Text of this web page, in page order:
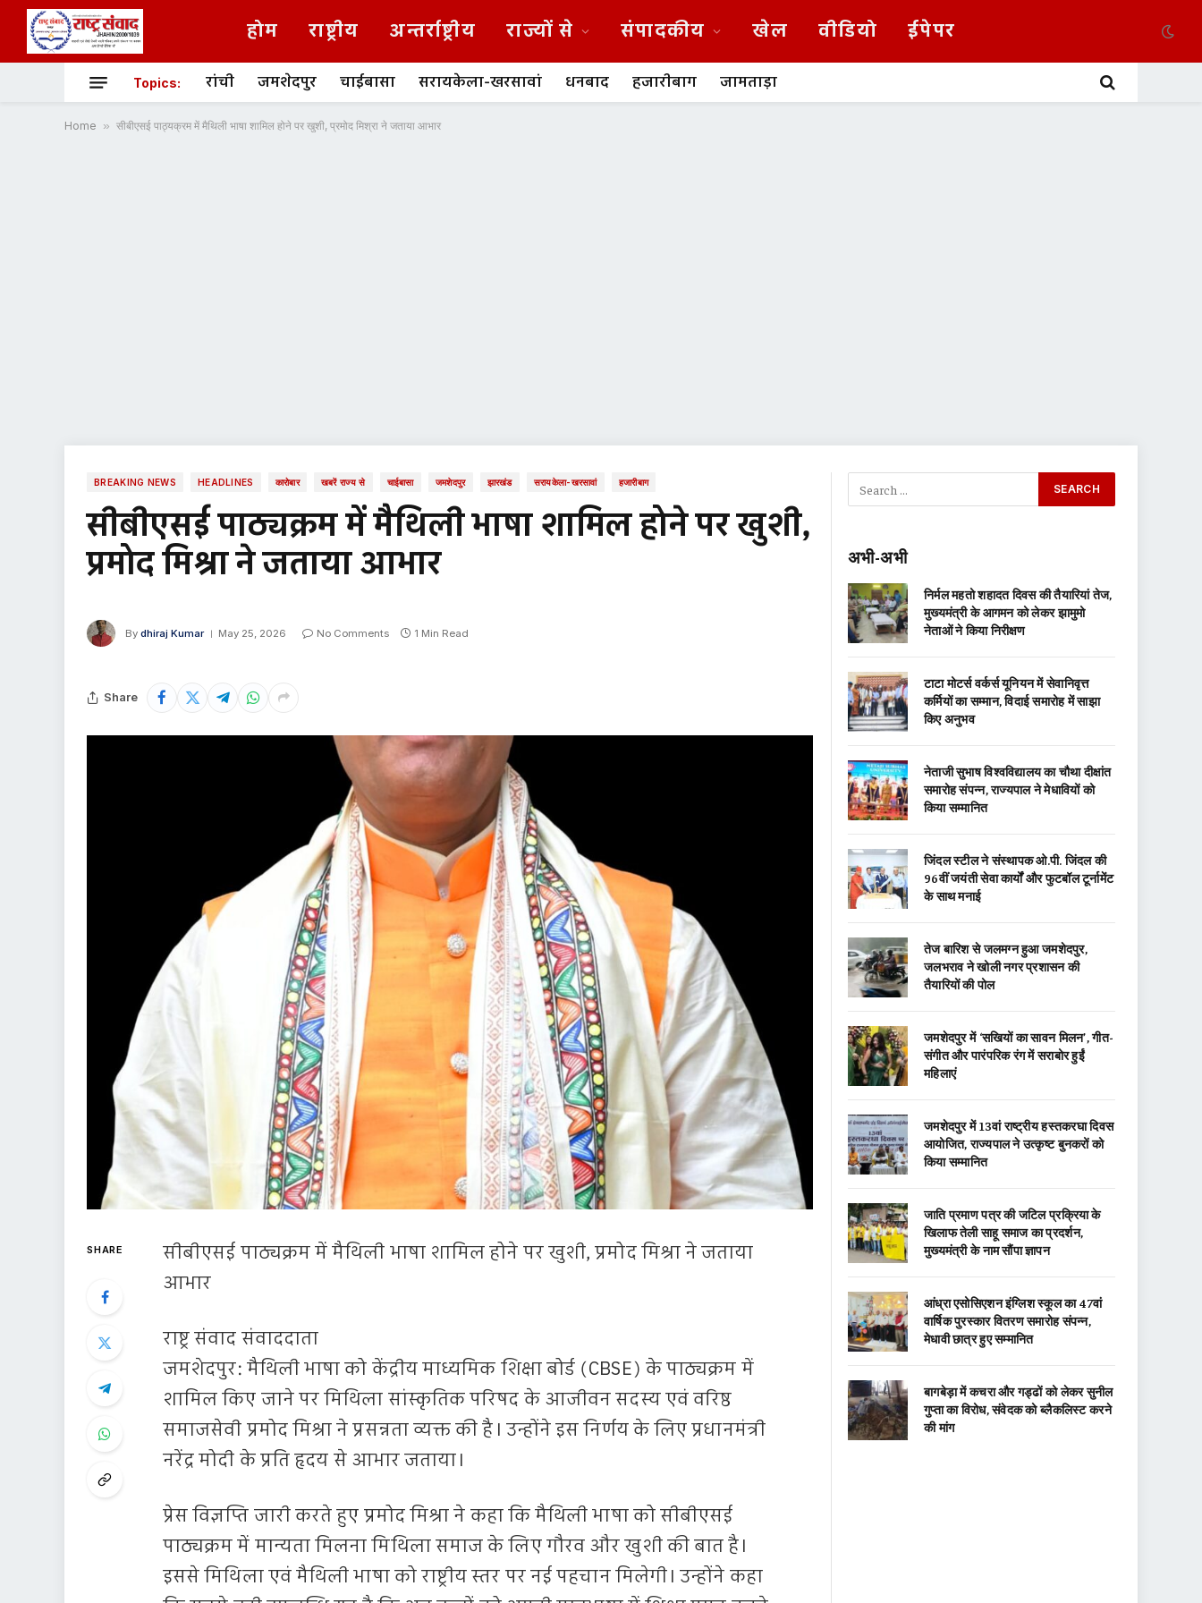
होम राष्ट्रीय अन्तर्राष्ट्रीय राज्यों से संपादकीय खेल वीडियो ईपेपर
Topics: रांची जमशेदपुर चाईबासा सरायकेला-खरसावां धनबाद हजारीबाग जामताड़ा
Home » सीबीएसई पाठ्यक्रम में मैथिली भाषा शामिल होने पर खुशी, प्रमोद मिश्रा ने जताया आभार
BREAKING NEWS HEADLINES कारोबार खबरें राज्य से चाईबासा जमशेदपुर झारखंड सरायकेला-खरसावां हजारीबाग
सीबीएसई पाठ्यक्रम में मैथिली भाषा शामिल होने पर खुशी,
प्रमोद मिश्रा ने जताया आभार
By dhiraj Kumar May 25, 2026 No Comments 1 Min Read
Share
SHARE
सीबीएसई पाठ्यक्रम में मैथिली भाषा शामिल होने पर खुशी, प्रमोद मिश्रा ने जताया
आभार
राष्ट्र संवाद संवाददाता
जमशेदपुर: मैथिली भाषा को केंद्रीय माध्यमिक शिक्षा बोर्ड (CBSE) के पाठ्यक्रम में
शामिल किए जाने पर मिथिला सांस्कृतिक परिषद के आजीवन सदस्य एवं वरिष्ठ
समाजसेवी प्रमोद मिश्रा ने प्रसन्नता व्यक्त की है। उन्होंने इस निर्णय के लिए प्रधानमंत्री
नरेंद्र मोदी के प्रति हृदय से आभार जताया।
प्रेस विज्ञप्ति जारी करते हुए प्रमोद मिश्रा ने कहा कि मैथिली भाषा को सीबीएसई
पाठ्यक्रम में मान्यता मिलना मिथिला समाज के लिए गौरव और खुशी की बात है।
इससे मिथिला एवं मैथिली भाषा को राष्ट्रीय स्तर पर नई पहचान मिलेगी। उन्होंने कहा
अभी-अभी
निर्मल महतो शहादत दिवस की तैयारियां तेज,
मुख्यमंत्री के आगमन को लेकर झामुमो
नेताओं ने किया निरीक्षण
टाटा मोटर्स वर्कर्स यूनियन में सेवानिवृत्त
कर्मियों का सम्मान, विदाई समारोह में साझा
किए अनुभव
नेताजी सुभाष विश्वविद्यालय का चौथा दीक्षांत
समारोह संपन्न, राज्यपाल ने मेधावियों को
किया सम्मानित
जिंदल स्टील ने संस्थापक ओ.पी. जिंदल की
96वीं जयंती सेवा कार्यों और फुटबॉल टूर्नामेंट
के साथ मनाई
तेज बारिश से जलमग्न हुआ जमशेदपुर,
जलभराव ने खोली नगर प्रशासन की
तैयारियों की पोल
जमशेदपुर में ‘सखियों का सावन मिलन’, गीत-
संगीत और पारंपरिक रंग में सराबोर हुईं
महिलाएं
जमशेदपुर में 13वां राष्ट्रीय हस्तकरघा दिवस
आयोजित, राज्यपाल ने उत्कृष्ट बुनकरों को
किया सम्मानित
जाति प्रमाण पत्र की जटिल प्रक्रिया के
खिलाफ तेली साहू समाज का प्रदर्शन,
मुख्यमंत्री के नाम सौंपा ज्ञापन
आंध्रा एसोसिएशन इंग्लिश स्कूल का 47वां
वार्षिक पुरस्कार वितरण समारोह संपन्न,
मेधावी छात्र हुए सम्मानित
बागबेड़ा में कचरा और गड्ढों को लेकर सुनील
गुप्ता का विरोध, संवेदक को ब्लैकलिस्ट करने
की मांग